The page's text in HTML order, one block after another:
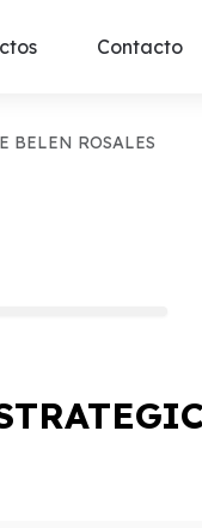
Contacto
BELEN ROSALES